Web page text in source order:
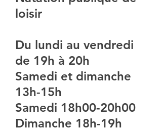
loisir
Du lundi au vendredi
de 19h à 20h
Samedi et dimanche
13h-15h
Samedi 18h00-20h00
Dimanche 18h-19h